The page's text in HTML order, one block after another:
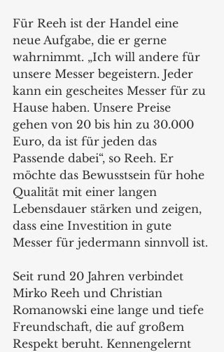
Für Reeh ist der Handel eine
neue Aufgabe, die er gerne
wahrnimmt. „Ich will andere für
unsere Messer begeistern. Jeder
kann ein gescheites Messer für zu
Hause haben. Unsere Preise
gehen von 20 bis hin zu 30.000
Euro, da ist für jeden das
Passende dabei“, so Reeh. Er
möchte das Bewusstsein für hohe
Qualität mit einer langen
Lebensdauer stärken und zeigen,
dass eine Investition in gute
Messer für jedermann sinnvoll ist.
Seit rund 20 Jahren verbindet
Mirko Reeh und Christian
Romanowski eine lange und tiefe
Freundschaft, die auf großem
Respekt beruht. Kennengelernt